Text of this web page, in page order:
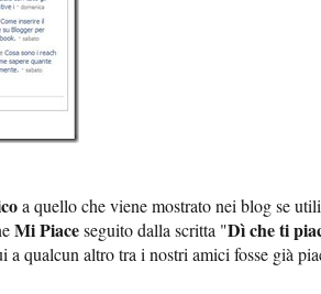
a quello che viene mostrato nei blog se
Mi Piaceseguito dalla scritta "Dì che ti
a qualcun altro tra i nostri amici fosse già